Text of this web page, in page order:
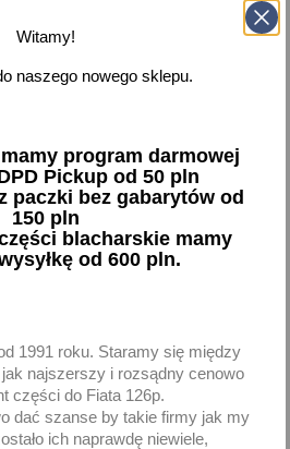
-
Przedłużacz gniazda
zapalniczki samochodowej
12V 24V 300cm
favorite_border
Witamy!
naszego nowego sklepu.
program darmowej
Pickup od 50 pln
paczki bez gabarytów od
150 pln
blacharskie mamy
od 600 pln.
1991 roku. Staramy się między
najszerszy i rozsądny cenowo
części do Fiata 126p.
dać szanse by takie firmy jak my
ich naprawdę niewiele,